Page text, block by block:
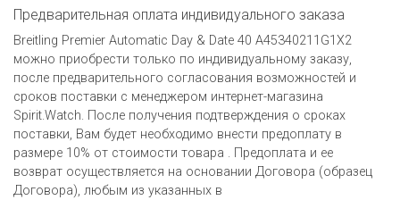
Предварительная оплата индивидуального заказа
Breitling Premier Automatic Day & Date 40 A45340211G1X2
можно приобрести только по индивидуальному заказу,
после предварительного согласования возможностей и
сроков поставки с менеджером интернет-магазина
Spirit.Watch. После получения подтверждения о сроках
поставки, Вам будет необходимо внести предоплату в
размере 10% от стоимости товара . Предоплата и ее
возврат осуществляется на основании Договора (образец
Договора), любым из указанных в